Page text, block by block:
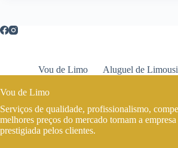
Vou de Limo Aluguel de
Vou de Limo
Serviços de qualidade, profissionalismo,
melhores preços do mercado tornam a
prestigiada pelos clientes.